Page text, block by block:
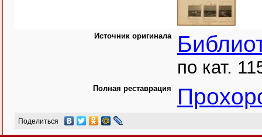
Источник оригинала
по кат.
Полная реставрация
Поделиться